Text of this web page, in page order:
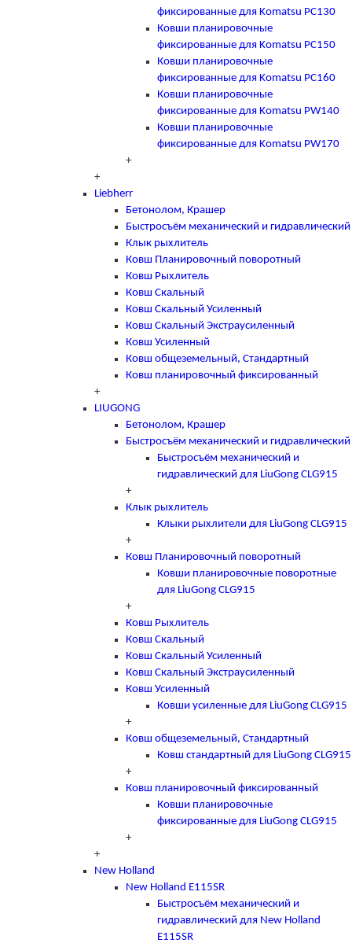
фиксированные для Komatsu PC130
Ковши планировочные
фиксированные для Komatsu PC150
Ковши планировочные
фиксированные для Komatsu PC160
Ковши планировочные
фиксированные для Komatsu PW140
Ковши планировочные
фиксированные для Komatsu PW170
+
+
Liebherr
Бетонолом, Крашер
Быстросъём механический и гидравлический
Клык рыхлитель
Ковш Планировочный поворотный
Ковш Рыхлитель
Ковш Скальный
Ковш Скальный Усиленный
Ковш Скальный Экстраусиленный
Ковш Усиленный
Ковш общеземельный, Стандартный
Ковш планировочный фиксированный
+
LIUGONG
Бетонолом, Крашер
Быстросъём механический и гидравлический
Быстросъём механический и
гидравлический для LiuGong CLG915
+
Клык рыхлитель
Клыки рыхлители для LiuGong CLG915
+
Ковш Планировочный поворотный
Ковши планировочные поворотные
для LiuGong CLG915
+
Ковш Рыхлитель
Ковш Скальный
Ковш Скальный Усиленный
Ковш Скальный Экстраусиленный
Ковш Усиленный
Ковши усиленные для LiuGong CLG915
+
Ковш общеземельный, Стандартный
Ковш стандартный для LiuGong CLG915
+
Ковш планировочный фиксированный
Ковши планировочные
фиксированные для LiuGong CLG915
+
+
New Holland
New Holland E115SR
Быстросъём механический и
гидравлический для New Holland
E115SR